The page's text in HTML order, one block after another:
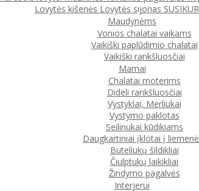
Lovytės kišenės Lovytės sijonas
Maudynėms
Vonios chalatai vaikams
Vaikiški paplūdimio chalatai
Vaikiški rankšluosčiai
Mamai
Chalatai moterims
Dideli rankšluosčiai
Vystyklai, Merliukai
Vystymo paklotas
Seilinukai kūdikiams
Daugkartiniai įklotai į
Buteliukų šildikliai
Čiulptukų laikikliai
Žindymo pagalvės
Interjerui